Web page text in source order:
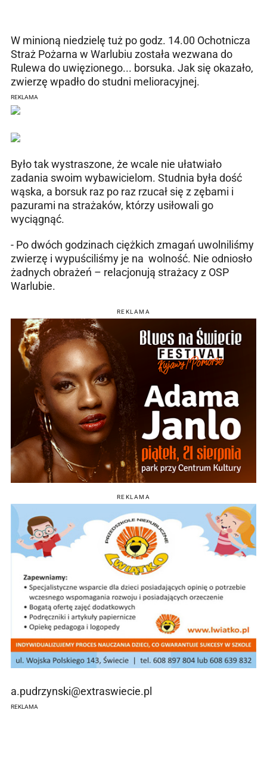
W minioną niedzielę tuż po godz. 14.00 Ochotnicza
Straż Pożarna w Warlubiu została wezwana do
Rulewa do uwięzionego... borsuka. Jak się okazało,
zwierzę wpadło do studni melioracyjnej.
REKLAMA
Było tak wystraszone, że wcale nie ułatwiało
zadania swoim wybawicielom. Studnia była dość
wąska, a borsuk raz po raz rzucał się z zębami i
pazurami na strażaków, którzy usiłowali go
wyciągnąć.
- Po dwóch godzinach ciężkich zmagań uwolniliśmy
zwierzę i wypuściliśmy je na wolność. Nie odniosło
żadnych obrażeń – relacjonują strażacy z OSP
Warlubie.
REKLAMA
REKLAMA
a.pudrzynski@extraswiecie.pl
REKLAMA